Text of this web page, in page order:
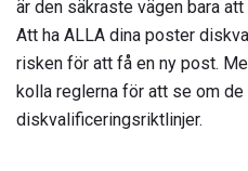
är den säkraste vägen bara
Att ha ALLA dina poster
risken för att få en ny post.
kolla reglerna för att se om
diskvalificeringsriktlinjer.